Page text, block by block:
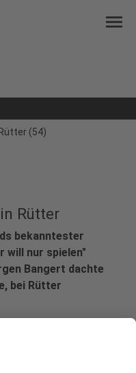
menu
(54)
Rütter
bekanntester
will nur spielen"
Bangert dachte
bei Rütter